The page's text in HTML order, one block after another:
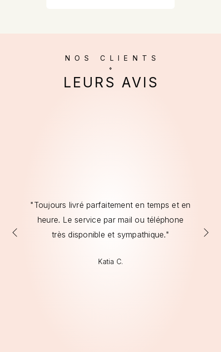
NOS CLIENTS
LEURS AVIS
"Toujours livré parfaitement en temps et en
heure. Le service par mail ou téléphone
très disponible et sympathique."
Katia C.